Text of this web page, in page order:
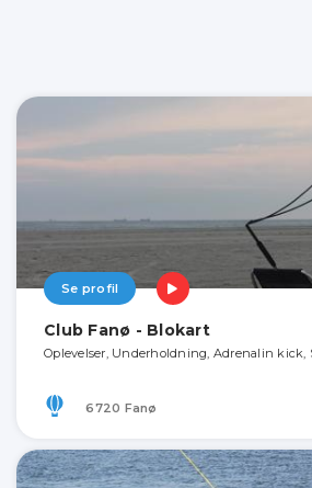
Se profil
Club Fanø - Blokart
Oplevelser, Underholdning, Adrenalin kick,
6720 Fanø